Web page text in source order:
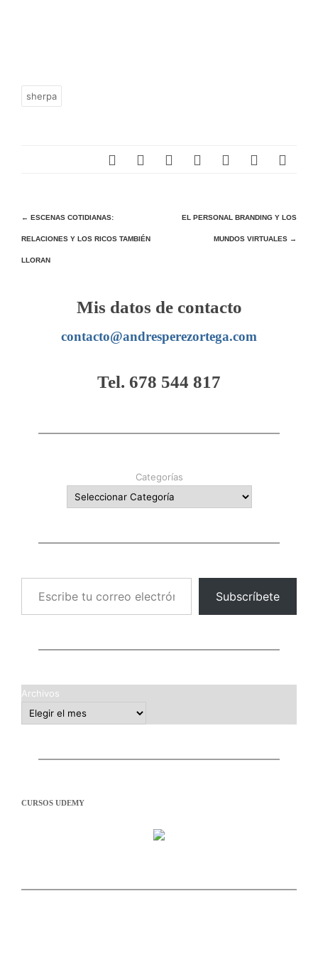
sherpa
Navegación
de
← ESCENAS COTIDIANAS:
RELACIONES Y LOS RICOS TAMBIÉN
LLORAN
EL PERSONAL BRANDING Y LOS
MUNDOS VIRTUALES →
Mis datos de contacto
contacto@andresperezortega.com
Tel. 678 544 817
Categorías
Escribe tu correo electrónico…
Subscríbete
Archivos
CURSOS UDEMY